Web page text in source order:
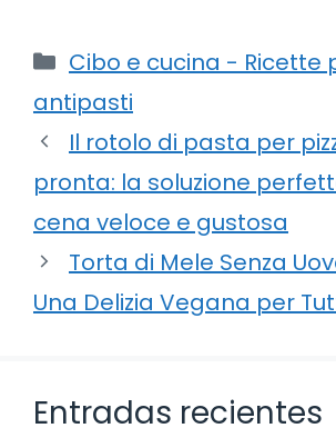
Categorie
Cibo e cucina - Ricette
antipasti
Il rotolo di pasta per
pronta: la soluzione
cena veloce e gustosa
Torta di Mele Senza
Una Delizia Vegana per
Entradas recientes